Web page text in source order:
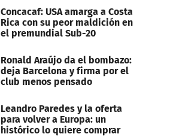
Concacaf: USA amarga a Costa
Rica con su peor maldición en
el premundial Sub-20
Ronald Araújo da el bombazo:
deja Barcelona y firma por el
club menos pensado
Leandro Paredes y la oferta
para volver a Europa: un
histórico lo quiere comprar